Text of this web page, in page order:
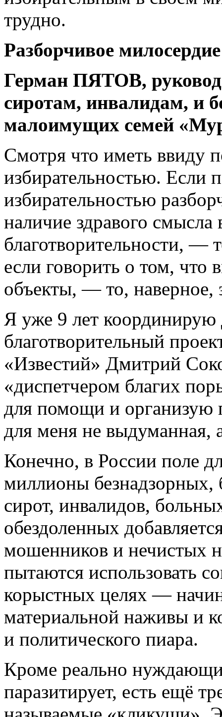
трудно.
Разборчивое милосердие
Герман ПЯТОВ,
сиротам, инвалидам, и
малоимущих семей
Смотря что иметь ввиду
избирательностью. Если
избирательностью
наличие здравого смысла
благотворительности, —
если говорить о том, что
объекты, — то, наверное,
Я уже 9 лет
благотворительный
«Известий» Дмитрий
«диспетчером благих
для помощи и организую
для меня не выдуманная,
Конечно, в России поле
миллионы безнадзорных,
сирот, инвалидов,
обездоленных
мошенников и нечистых
пытаются использовать
корыстных целях —
материальной наживы и
и политического пиара.
Кроме реально
паразитирует, есть ещё